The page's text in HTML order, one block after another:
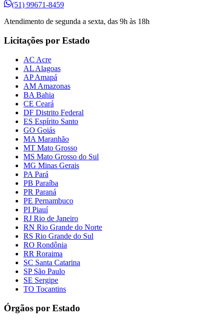
(51) 99671-8459
Atendimento de segunda a sexta, das 9h às 18h
Licitações por Estado
AC Acre
AL Alagoas
AP Amapá
AM Amazonas
BA Bahia
CE Ceará
DF Distrito Federal
ES Espírito Santo
GO Goiás
MA Maranhão
MT Mato Grosso
MS Mato Grosso do Sul
MG Minas Gerais
PA Pará
PB Paraíba
PR Paraná
PE Pernambuco
PI Piauí
RJ Rio de Janeiro
RN Rio Grande do Norte
RS Rio Grande do Sul
RO Rondônia
RR Roraima
SC Santa Catarina
SP São Paulo
SE Sergipe
TO Tocantins
Órgãos por Estado